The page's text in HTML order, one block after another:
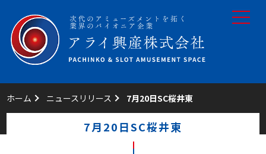
toggle
ホーム ニュースリリース 7月20日SC桜井東
7月20日SC桜井東